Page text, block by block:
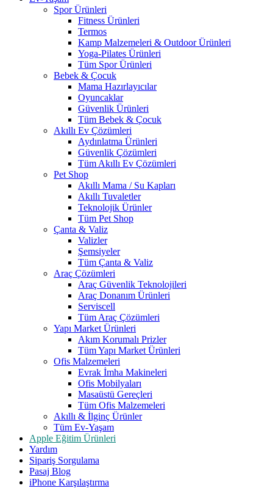
Spor Ürünleri
Fitness Ürünleri
Termos
Kamp Malzemeleri & Outdoor Ürünleri
Yoga-Pilates Ürünleri
Tüm Spor Ürünleri
Bebek & Çocuk
Mama Hazırlayıcılar
Oyuncaklar
Güvenlik Ürünleri
Tüm Bebek & Çocuk
Akıllı Ev Çözümleri
Aydınlatma Ürünleri
Güvenlik Çözümleri
Tüm Akıllı Ev Çözümleri
Pet Shop
Akıllı Mama / Su Kapları
Akıllı Tuvaletler
Teknolojik Ürünler
Tüm Pet Shop
Çanta & Valiz
Valizler
Şemsiyeler
Tüm Çanta & Valiz
Araç Çözümleri
Araç Güvenlik Teknolojileri
Araç Donanım Ürünleri
Serviscell
Tüm Araç Çözümleri
Yapı Market Ürünleri
Akım Korumalı Prizler
Tüm Yapı Market Ürünleri
Ofis Malzemeleri
Evrak İmha Makineleri
Ofis Mobilyaları
Masaüstü Gereçleri
Tüm Ofis Malzemeleri
Akıllı & İlginç Ürünler
Tüm Ev-Yaşam
Apple Eğitim Ürünleri
Yardım
Sipariş Sorgulama
Pasaj Blog
iPhone Karşılaştırma